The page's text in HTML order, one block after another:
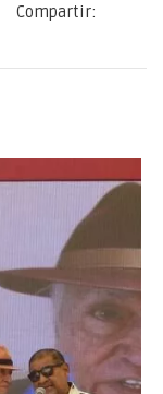
Compartir: